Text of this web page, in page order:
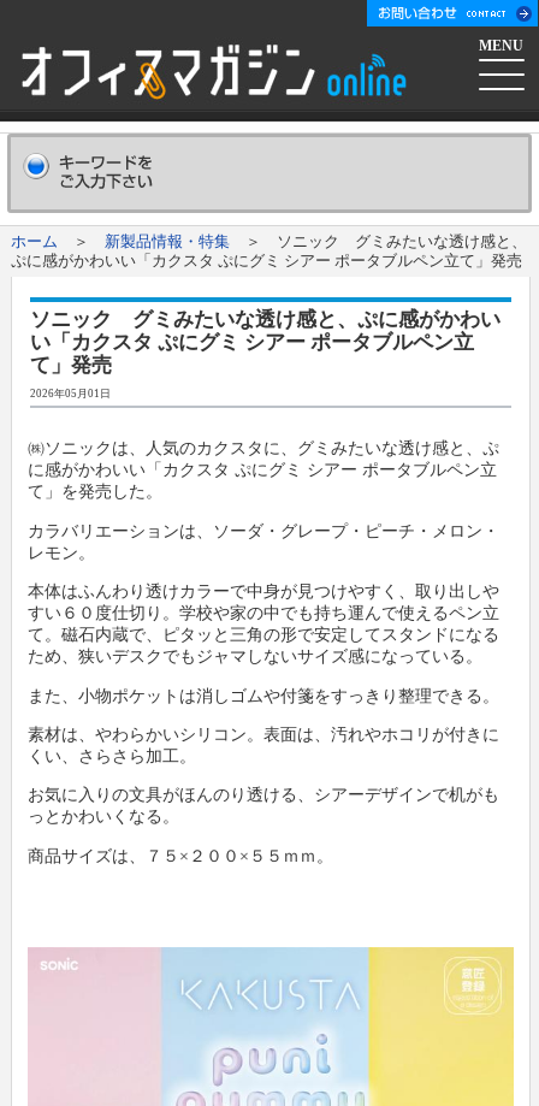
MENU
ホーム
会社概要Company
新聞購読申し込みSubscribe
コンテンツ
オフマガニュース
メーカー発信ニュースリリース
新製品情報
文具動画紹介
文具ミニミニ歴史館
業界情報リンク集
メーカー
卸
小売店
各種団体
オフィスマガジン社について
会社概要
新聞購読申し込み
広告掲載について
お問い合わせ
プライバシーポリシー
ホーム ＞ 新製品情報・特集＞ ソニック グミみたいな透け感と、
ぷに感がかわいい「カクスタ ぷにグミ シアー ポータブルペン立て」発売
ソニック グミみたいな透け感と、ぷに感がかわい
い「カクスタ ぷにグミ シアー ポータブルペン立
て」発売
2026年05月01日
㈱ソニックは、人気のカクスタに、グミみたいな透け感と、ぷ
に感がかわいい「カクスタ ぷにグミ シアー ポータブルペン立
て」を発売した。
カラバリエーションは、ソーダ・グレープ・ピーチ・メロン・
レモン。
本体はふんわり透けカラーで中身が見つけやすく、取り出しや
すい６０度仕切り。学校や家の中でも持ち運んで使えるペン立
て。磁石内蔵で、ピタッと三角の形で安定してスタンドになる
ため、狭いデスクでもジャマしないサイズ感になっている。
また、小物ポケットは消しゴムや付箋をすっきり整理できる。
素材は、やわらかいシリコン。表面は、汚れやホコリが付きに
くい、さらさら加工。
お気に入りの文具がほんのり透ける、シアーデザインで机がも
っとかわいくなる。
商品サイズは、７５×２００×５５ｍｍ。